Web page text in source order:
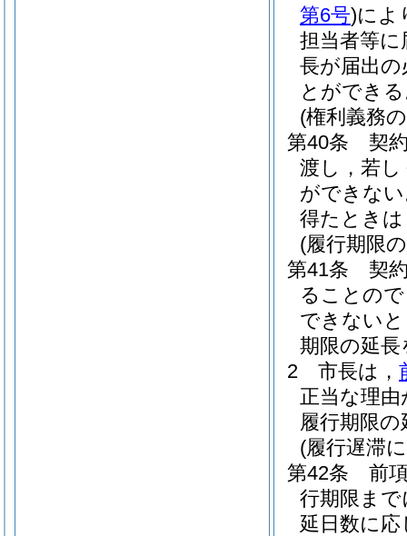
第6号)によ
担当者等
長が届出
とができ
(権利義務
第40条
契
渡し，若
ができな
得たとき
(履行期限
第41条
契
ることの
できない
期限の延
2
市長は，
正当な理
履行期限
(履行遅滞
第42条
前
行期限ま
延日数に